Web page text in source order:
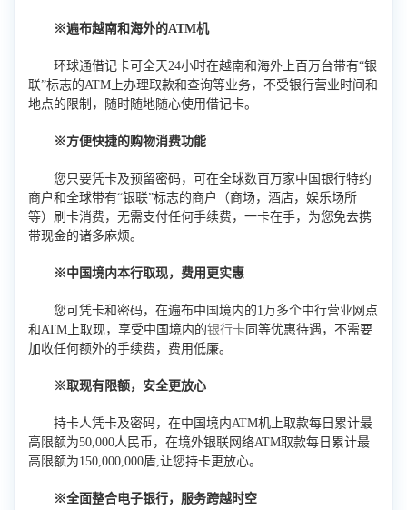
※遍布越南和海外的ATM机
环球通借记卡可全天24小时在越南和海外上百万台带有“银
联”标志的ATM上办理取款和查询等业务，不受银行营业时间和
地点的限制，随时随地随心使用借记卡。
※方便快捷的购物消费功能
您只要凭卡及预留密码，可在全球数百万家中国银行特约
商户和全球带有“银联”标志的商户（商场，酒店，娱乐场所
等）刷卡消费，无需支付任何手续费，一卡在手，为您免去携
带现金的诸多麻烦。
※中国境内本行取现，费用更实惠
您可凭卡和密码，在遍布中国境内的1万多个中行营业网点
和ATM上取现，享受中国境内的银行卡 同等优惠待遇，不需要
加收任何额外的手续费，费用低廉。
※取现有限额，安全更放心
持卡人凭卡及密码，在中国境内ATM机上取款每日累计最
高限额为50,000人民币，在境外银联网络ATM取款每日累计最
高限额为150,000,000盾,让您持卡更放心。
※全面整合电子银行，服务跨越时空